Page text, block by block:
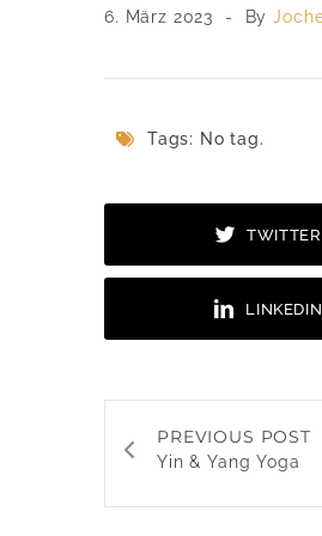
6. März 2023 By
Tags: No tag.
TWITTER
LINKEDIN
PREVIOUS POST
Yin & Yang Yoga